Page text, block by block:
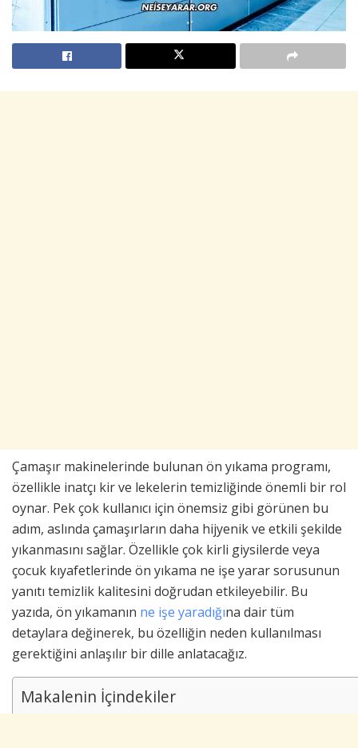
Çamaşır makinelerinde bulunan ön yıkama programı,
özellikle inatçı kir ve lekelerin temizliğinde önemli bir rol
oynar. Pek çok kullanıcı için önemsiz gibi görünen bu
adım, aslında çamaşırların daha hijyenik ve etkili şekilde
yıkanmasını sağlar. Özellikle çok kirli giysilerde veya
çocuk kıyafetlerinde ön yıkama ne işe yarar sorusunun
yanıtı temizlik kalitesini doğrudan etkileyebilir. Bu
yazıda, ön yıkamanın ne işe yaradığına dair tüm
detaylara değinerek, bu özelliğin neden kullanılması
gerektiğini anlaşılır bir dille anlatacağız.
Makalenin İçindekiler